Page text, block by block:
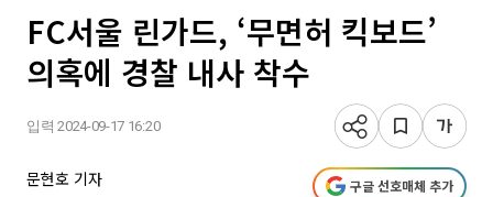
FC서울 린가드, ‘무면허 킥보드’
의혹에 경찰 내사 착수
입력 2024-09-17 16:20
문현호 기자 구글 선호매체 추가